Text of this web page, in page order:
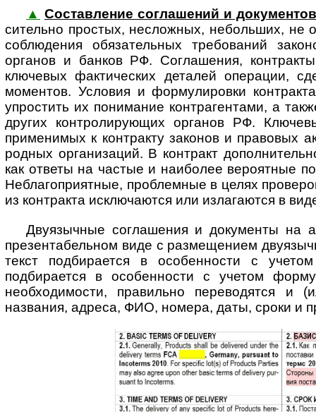
▲ Составление соглашений и документов
си­тель­но простых, неслож­ных, небольших, не
соблюдения обяза­тельных требо­ваний
органов и банков РФ. Соглашения,
ключевых фактических деталей операции,
моментов. Условия и форму­лировки
упростить их понимание контрагентами, а
других конт­ро­ли­ру­ю­щих органов РФ.
применимых к контракту законов и правовых
род­ных организаций. В контракт
как ответы на частые и наиболее вероятные
Неблагоприятные, проблемные в целях
из контракта исключаются или излагаются в
Двуязычные соглашения и документы на
презентабельном виде с размещением
текст подбирается в особенности с
подбирается в особенности с учетом
необходимости, правильно переводятся и
названия, адреса, ФИО, номера, даты, сроки и